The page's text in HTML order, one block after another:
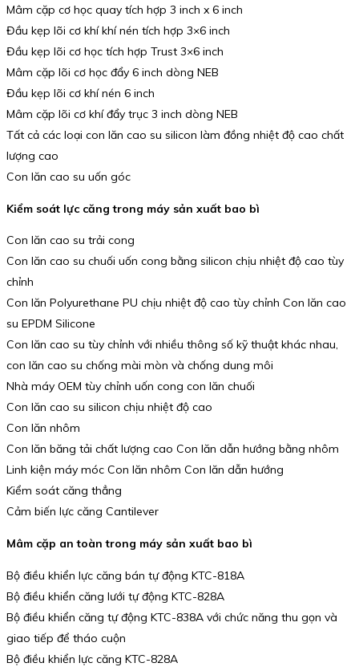
Mâm cặp cơ học quay tích hợp 3 inch x 6 inch
Đầu kẹp lõi cơ khí khí nén tích hợp 3×6 inch
Đầu kẹp lõi cơ học tích hợp Trust 3×6 inch
Mâm cặp lõi cơ học đẩy 6 inch dòng NEB
Đầu kẹp lõi cơ khí nén 6 inch
Mâm cặp lõi cơ khí đẩy trục 3 inch dòng NEB
Tất cả các loại con lăn cao su silicon làm đồng nhiệt độ cao chất
lượng cao
Con lăn cao su uốn góc
Kiểm soát lực căng trong máy sản xuất bao bì
Con lăn cao su trải cong
Con lăn cao su chuối uốn cong bằng silicon chịu nhiệt độ cao tùy
chỉnh
Con lăn Polyurethane PU chịu nhiệt độ cao tùy chỉnh Con lăn cao
su EPDM Silicone
Con lăn cao su tùy chỉnh với nhiều thông số kỹ thuật khác nhau,
con lăn cao su chống mài mòn và chống dung môi
Nhà máy OEM tùy chỉnh uốn cong con lăn chuối
Con lăn cao su silicon chịu nhiệt độ cao
Con lăn nhôm
Con lăn băng tải chất lượng cao Con lăn dẫn hướng bằng nhôm
Linh kiện máy móc Con lăn nhôm Con lăn dẫn hướng
Kiểm soát căng thẳng
Cảm biến lực căng Cantilever
Mâm cặp an toàn trong máy sản xuất bao bì
Bộ điều khiển lực căng bán tự động KTC-818A
Bộ điều khiển căng lưới tự động KTC-828A
Bộ điều khiển căng tự động KTC-838A với chức năng thu gọn và
giao tiếp để tháo cuộn
Bộ điều khiển lực căng KTC-828A